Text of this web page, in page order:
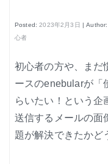
ノンコーディ
Posted:2023年2月3日 | Author:
心者
初心者の方や、まだ
ースのenebularが「
らいたい！という企
送信するメールの面
題が解決できたかど